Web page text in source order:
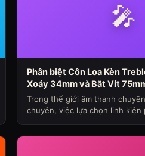
🎤
Phân biệt Côn Loa Kèn
Xoáy 34mm và Bắt Vít
Lớn tại Bảo Hùng Audio
339)
Trong thế giới âm thanh
chuyên, việc lựa chọn linh kiện